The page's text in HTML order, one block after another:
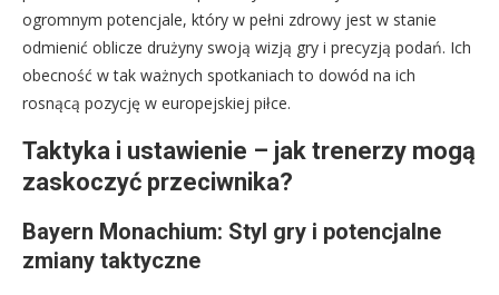
ogromnym potencjale, który w pełni zdrowy jest w stanie
odmienić oblicze drużyny swoją wizją gry i precyzją podań. Ich
obecność w tak ważnych spotkaniach to dowód na ich
rosnącą pozycję w europejskiej piłce.
Taktyka i ustawienie – jak trenerzy mogą
zaskoczyć przeciwnika?
Bayern Monachium: Styl gry i potencjalne
zmiany taktyczne